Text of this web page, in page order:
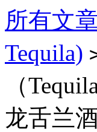
所有文
Tequila)
（
龙舌兰